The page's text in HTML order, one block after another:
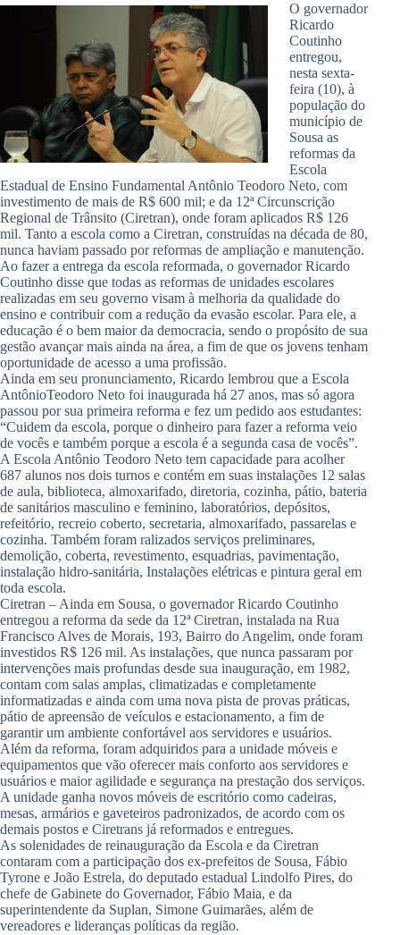
O governador
Ricardo
Coutinho
entregou,
nesta sexta-
feira (10), à
população do
município de
Sousa as
reformas da
Escola
Estadual de Ensino Fundamental Antônio Teodoro Neto, com
investimento de mais de R$ 600 mil; e da 12ª Circunscrição
Regional de Trânsito (Ciretran), onde foram aplicados R$ 126
mil. Tanto a escola como a Ciretran, construídas na década de 80,
nunca haviam passado por reformas de ampliação e manutenção.
Ao fazer a entrega da escola reformada, o governador Ricardo
Coutinho disse que todas as reformas de unidades escolares
realizadas em seu governo visam à melhoria da qualidade do
ensino e contribuir com a redução da evasão escolar. Para ele, a
educação é o bem maior da democracia, sendo o propósito de sua
gestão avançar mais ainda na área, a fim de que os jovens tenham
oportunidade de acesso a uma profissão.
Ainda em seu pronunciamento, Ricardo lembrou que a Escola
AntônioTeodoro Neto foi inaugurada há 27 anos, mas só agora
passou por sua primeira reforma e fez um pedido aos estudantes:
“Cuidem da escola, porque o dinheiro para fazer a reforma veio
de vocês e também porque a escola é a segunda casa de vocês”.
A Escola Antônio Teodoro Neto tem capacidade para acolher
687 alunos nos dois turnos e contém em suas instalações 12 salas
de aula, biblioteca, almoxarifado, diretoria, cozinha, pátio, bateria
de sanitários masculino e feminino, laboratórios, depósitos,
refeitório, recreio coberto, secretaria, almoxarifado, passarelas e
cozinha. Também foram ralizados serviços preliminares,
demolição, coberta, revestimento, esquadrias, pavimentação,
instalação hidro-sanitária, Instalações elétricas e pintura geral em
toda escola.
Ciretran – Ainda em Sousa, o governador Ricardo Coutinho
entregou a reforma da sede da 12ª Ciretran, instalada na Rua
Francisco Alves de Morais, 193, Bairro do Angelim, onde foram
investidos R$ 126 mil. As instalações, que nunca passaram por
intervenções mais profundas desde sua inauguração, em 1982,
contam com salas amplas, climatizadas e completamente
informatizadas e ainda com uma nova pista de provas práticas,
pátio de apreensão de veículos e estacionamento, a fim de
garantir um ambiente confortável aos servidores e usuários.
Além da reforma, foram adquiridos para a unidade móveis e
equipamentos que vão oferecer mais conforto aos servidores e
usuários e maior agilidade e segurança na prestação dos serviços.
A unidade ganha novos móveis de escritório como cadeiras,
mesas, armários e gaveteiros padronizados, de acordo com os
demais postos e Ciretrans já reformados e entregues.
As solenidades de reinauguração da Escola e da Ciretran
contaram com a participação dos ex-prefeitos de Sousa, Fábio
Tyrone e João Estrela, do deputado estadual Lindolfo Pires, do
chefe de Gabinete do Governador, Fábio Maia, e da
superintendente da Suplan, Simone Guimarães, além de
vereadores e lideranças políticas da região.